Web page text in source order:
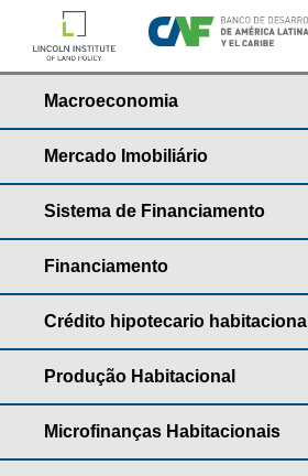
Macroeconomia
Mercado Imobiliário
Sistema de Financiamento
Financiamento
Crédito hipotecario habitacional
Produção Habitacional
Microfinanças Habitacionais